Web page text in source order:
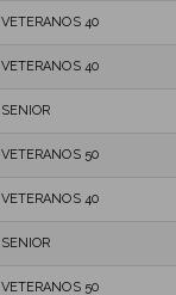
VETERANOS 40
VETERANOS 40
SENIOR
VETERANOS 50
VETERANOS 40
SENIOR
VETERANOS 50